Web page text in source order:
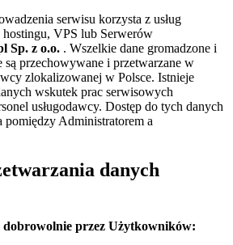
serwisu korzysta z usług
VPS lub Serwerów
Sp. z o.o. . Wszelkie dane gromadzone i
są przechowywane i przetwarzane w
zlokalizowanej w Polsce. Istnieje
wskutek prac serwisowych
usługodawcy. Dostęp do tych danych
pomiędzy Administratorem a
danych
dobrowolnie przez Użytkowników: